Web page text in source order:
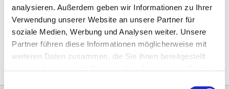
analysieren. Außerdem geben wir Informationen zu Ihrer
Verwendung unserer Website an unsere Partner für
soziale Medien, Werbung und Analysen weiter. Unsere
Partner führen diese Informationen möglicherweise mit
weiteren Daten zusammen, die Sie ihnen bereitgestellt
Einwilligungsauswahl
Rechtliches
Hier geht es zu unserenAGB , zumWiderrufsrecht, zum
Impressum und zu unseremDatenschutz.